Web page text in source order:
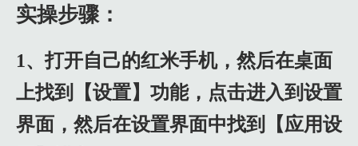
实操步骤：
1、打开自己的红米手机，然后在桌面
上找到【设置】功能，点击进入到设置
界面，然后在设置界面中找到【应用设